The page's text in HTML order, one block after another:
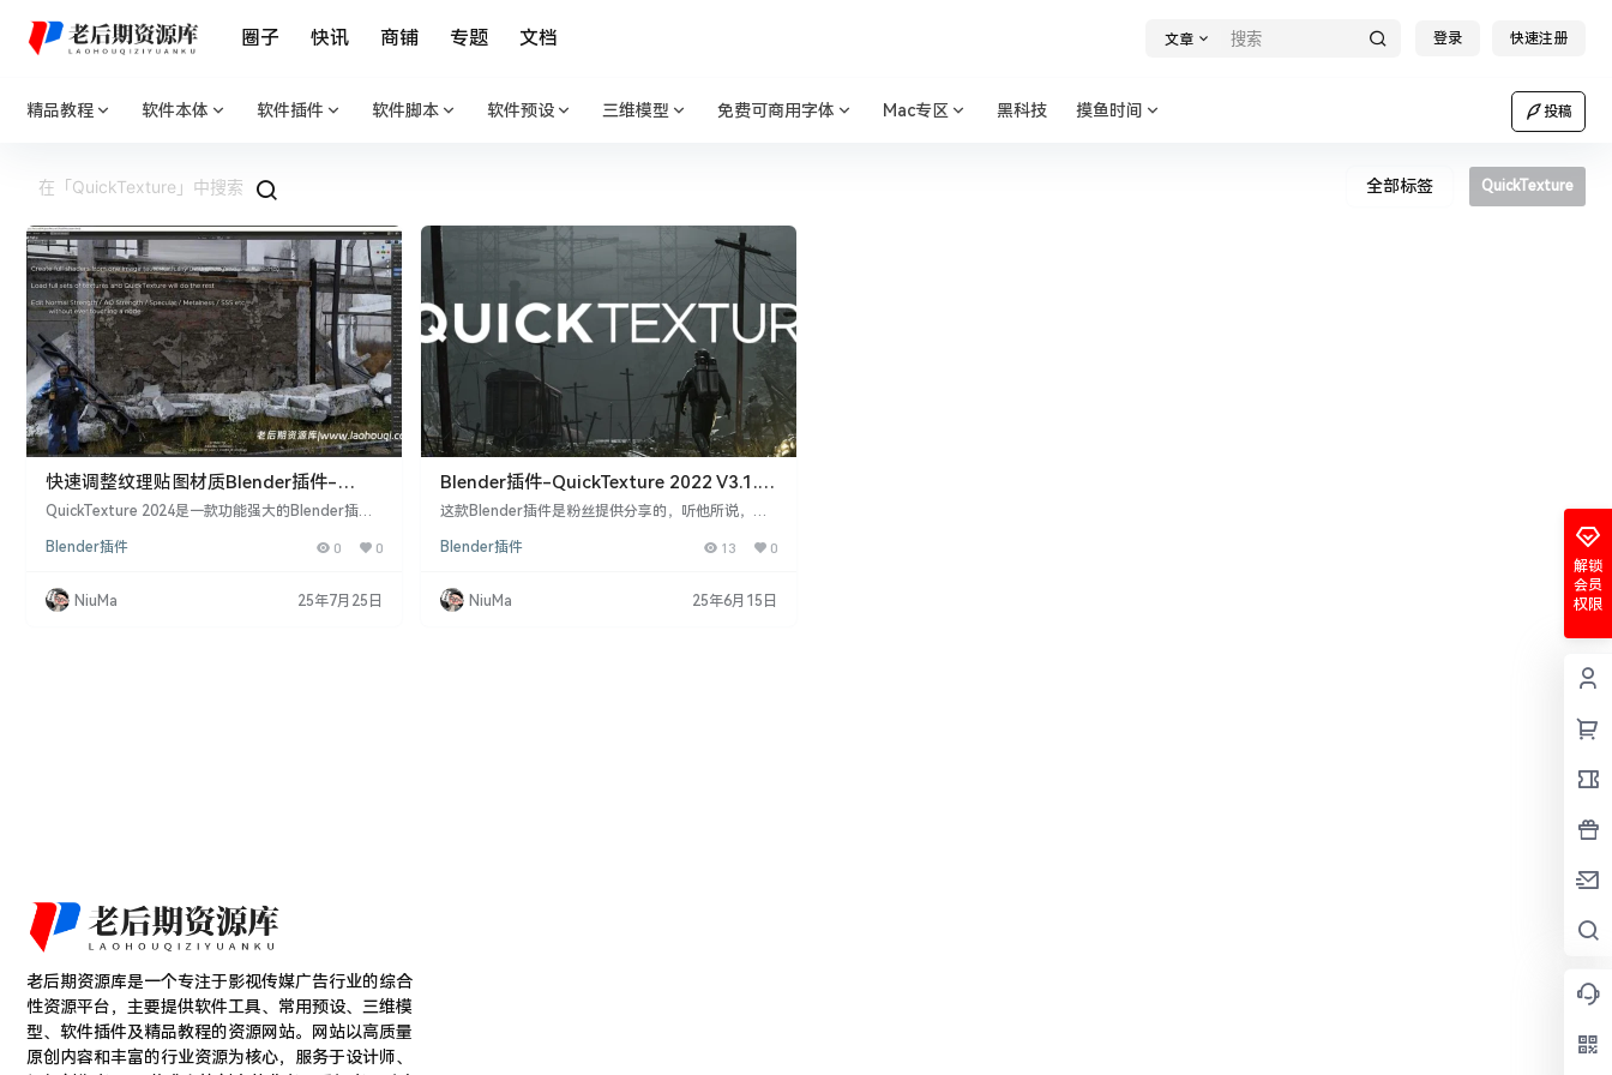
圈子 快讯 商铺 专题 文档 文章 登录 快速注册
精品教程 软件本体 软件插件 软件脚本 软件预设 三维模型 免费可商用字体 Mac专区 黑科技 摸鱼时间 投稿
全部标签 QuickTexture
快速调整纹理贴图材质Blender插件-
QuickTexture 2024
QuickTexture 2024是一款功能强大的Blender插
件，您无需再处理复杂的节点设置，只需直接在视口
的控制，允许您轻松堆叠图层、在贴图之间进行混
合、添加贴花等。 主要特性 自动节点管理：根据单
Blender插件 0 0
NiuMa 25年7月25日
Blender插件-QuickTexture 2022 V3.1.1
一键贴图快速纹理材质
这款Blender插件是粉丝提供分享的，听他所说，这
键快速帮助你搞定纹理、材质、贴图。可自定义调整
Blender is a fan shared plugin, and according to
him, it’s a nice plugin to use. QuickTexture is a…
Blender插件 13 0
NiuMa 25年6月15日
解锁
会员
权限
老后期资源库是一个专注于影视传媒广告行业的综合
性资源平台，主要提供软件工具、常用预设、三维模
型、软件插件及精品教程的资源网站。网站以高质量
原创内容和丰富的行业资源为核心，服务于设计师、